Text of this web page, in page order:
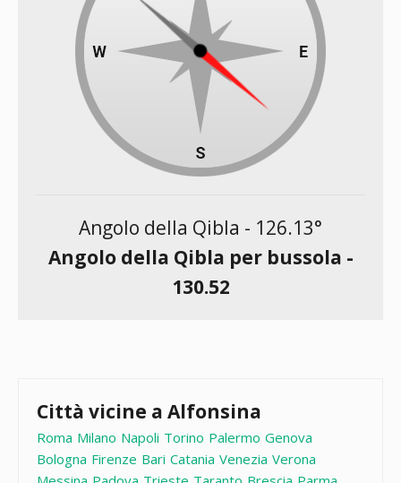
Angolo della Qibla - 126.13°
Angolo della Qibla per bussola -
130.52
Città vicine a Alfonsina
Roma Milano Napoli Torino Palermo Genova
Bologna Firenze Bari Catania Venezia Verona